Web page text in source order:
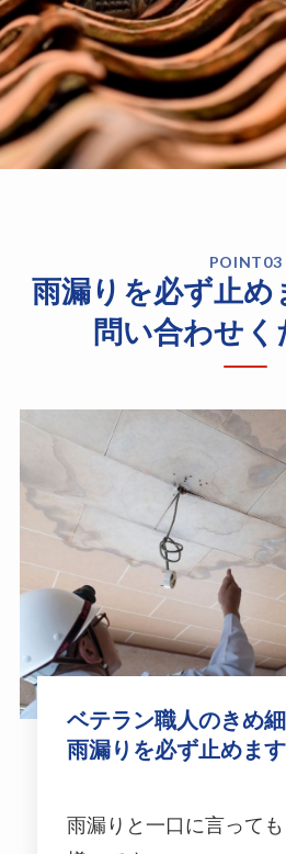
雨漏りを必ず止め
問い合わせく
POINT03
ベテラン職人のきめ
雨漏りを必ず止めます
雨漏りと一口に言って